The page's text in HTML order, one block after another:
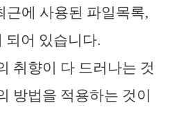
근에 사용된 파일목록,
되어 있습니다.
취향이 다 드러나는 것
방법을 적용하는 것이